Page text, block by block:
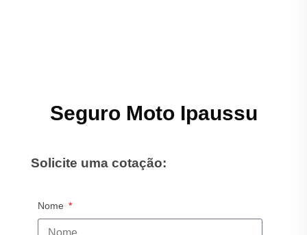
Seguro Moto Ipaussu
Solicite uma cotação:
Nome